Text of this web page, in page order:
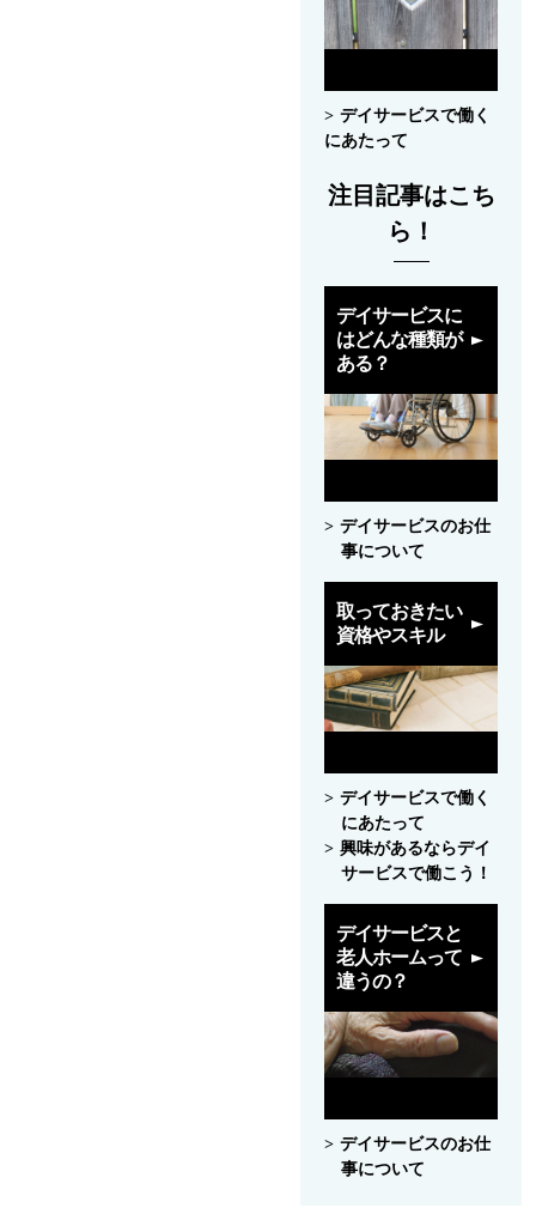
デイサービスで働く
にあたって
注目記事はこち
ら！
デイサービスに
はどんな種類が
ある？
デイサービスのお仕
事について
取っておきたい
資格やスキル
デイサービスで働く
にあたって
興味があるならデイ
サービスで働こう！
デイサービスと
老人ホームって
違うの？
デイサービスのお仕
事について